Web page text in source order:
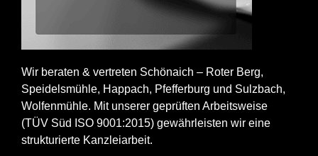
Wir beraten & vertreten Schönaich – Roter Berg,
Speidelsmühle, Happach, Pfefferburg und Sulzbach,
Wolfenmühle. Mit unserer geprüften Arbeitsweise
(TÜV Süd ISO 9001:2015) gewährleisten wir eine
strukturierte Kanzleiarbeit.